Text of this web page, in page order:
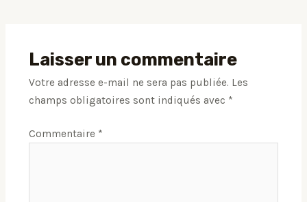
Laisser un commentaire
Votre adresse e-mail ne sera pas publiée. Les
champs obligatoires sont indiqués avec *
Commentaire *